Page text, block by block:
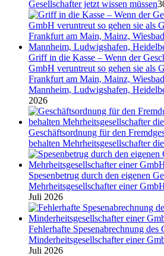
Gesellschafter jetzt wissen müssen
Griff in die Kasse – Wenn der
GmbH veruntreut so gehen sie als
Frankfurt am Main, Mainz,
Mannheim, Ludwigshafen,
2026
Geschäftsordnung für den
behalten Mehrheitsgesellschafter
Spesenbetrug durch den eigenen
Mehrheitsgesellschafter einer
Juli 2026
Fehlerhafte Spesenabrechnung des
Minderheitsgesellschafter einer
Juli 2026